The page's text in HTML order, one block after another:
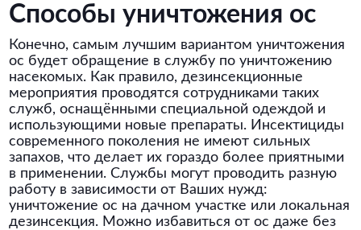
Способы уничтожения ос
Конечно, самым лучшим вариантом уничтожения
ос будет обращение в службу по уничтожению
насекомых. Как правило, дезинсекционные
мероприятия проводятся сотрудниками таких
служб, оснащёнными специальной одеждой и
использующими новые препараты. Инсектициды
современного поколения не имеют сильных
запахов, что делает их гораздо более приятными
в применении. Службы могут проводить разную
работу в зависимости от Ваших нужд:
уничтожение ос на дачном участке или локальная
дезинсекция. Можно избавиться от ос даже без